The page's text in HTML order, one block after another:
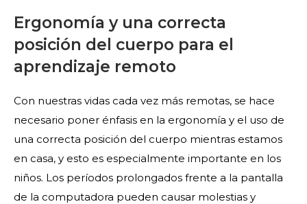
Ergonomía y una correcta
posición del cuerpo para el
aprendizaje remoto
Con nuestras vidas cada vez más remotas, se hace
necesario poner énfasis en la ergonomía y el uso de
una correcta posición del cuerpo mientras estamos
en casa, y esto es especialmente importante en los
niños. Los períodos prolongados frente a la pantalla
de la computadora pueden causar molestias y